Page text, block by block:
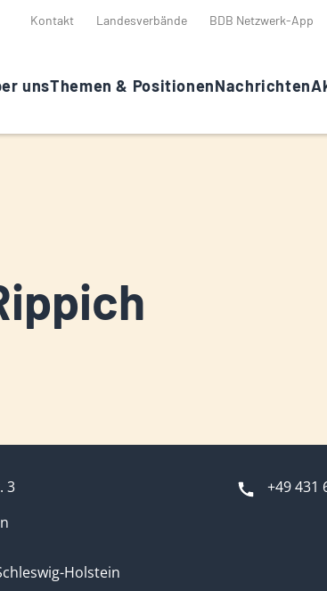
Kontakt Landesverbände BDB Netzwerk-App
unsThemen & PositionenNachrichten
3
+49 431
Holstein